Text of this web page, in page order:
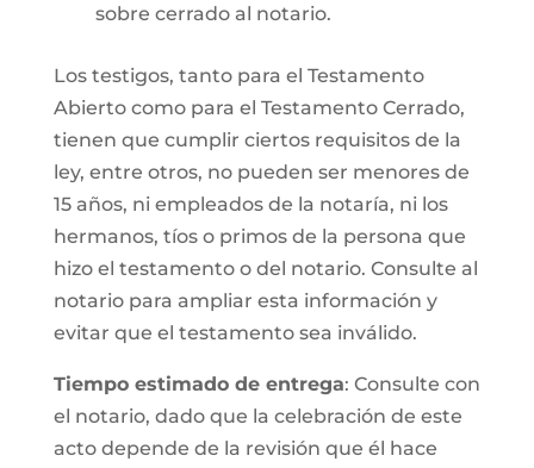
sobre cerrado al notario.
Los testigos, tanto para el Testamento
Abierto como para el Testamento Cerrado,
tienen que cumplir ciertos requisitos de la
ley, entre otros, no pueden ser menores de
15 años, ni empleados de la notaría, ni los
hermanos, tíos o primos de la persona que
hizo el testamento o del notario. Consulte al
notario para ampliar esta información y
evitar que el testamento sea inválido.
Tiempo estimado de entrega: Consulte con
el notario, dado que la celebración de este
acto depende de la revisión que él hace